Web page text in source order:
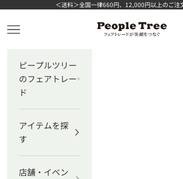
コンテンツへスキップ＜送料＞全国一律660円、12,000円以上のご注
ピープルツリー公式オ
メニューを開く
ピープルツリー
のフェアトレー
ド
アイテムを探
す
店舗・イベン